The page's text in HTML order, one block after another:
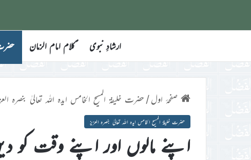
ارشادِ نبوی ؑکلام امام الزمان
صفحۂ اول/حضرت خلیفۃ المسیح الخامس ایدہ اللہ تعالیٰ بنصرہ
حضرت خلیفۃ المسیح الخامس ایدہ اللہ تعالیٰ بنصرہ العزیز
اپنے مالوں اور اپنے وقت کو